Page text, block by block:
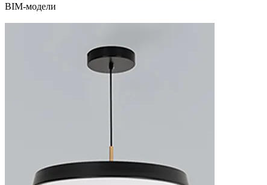
BIM-модели